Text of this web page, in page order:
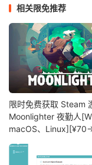
相关限免推荐
限时免费获取 Steam
Moonlighter 夜勤人
macOS、